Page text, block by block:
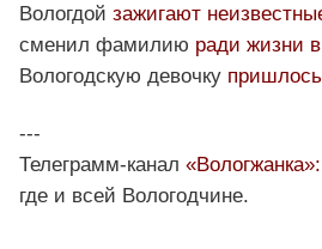
Вологдой зажигают
сменил фамилию ради жизни
Вологодскую девочку
---
Телеграмм-канал «Вологжанка»:
где и всей Вологодчине.